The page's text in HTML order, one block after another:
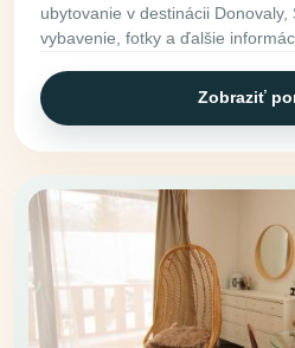
ubytovanie v destinácii Donovaly,
vybavenie, fotky a ďalšie
Zobraziť